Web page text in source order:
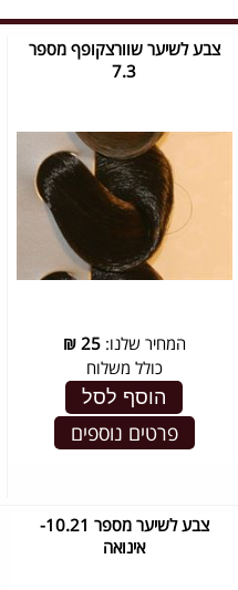
צבע לשיער שוורצקופף מספר
7.3
המחיר שלנו:25
₪
כולל משלוח
הוסף לסל
פרטים נוספים
צבע לשיער מספר 10.21-
אינואה